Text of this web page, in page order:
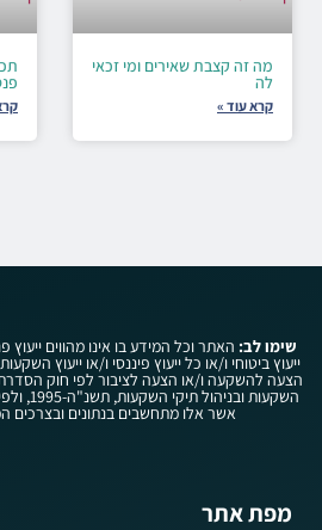
מה זה קצבת שאירים ומי זכאי
לה
קרא עוד »
שימו לב: האתר וכל המידע בו אינו מהווים ייעוץ
ייעוץ ביטוחי ו/או כל ייעוץ פיננסי ו/או ייעוץ
הצעה להשקעה ו/או הצעה לציבור לפי חוק הסדרת
אשר אלו מתחשבים בנתונים ובצרכים
מפת אתר